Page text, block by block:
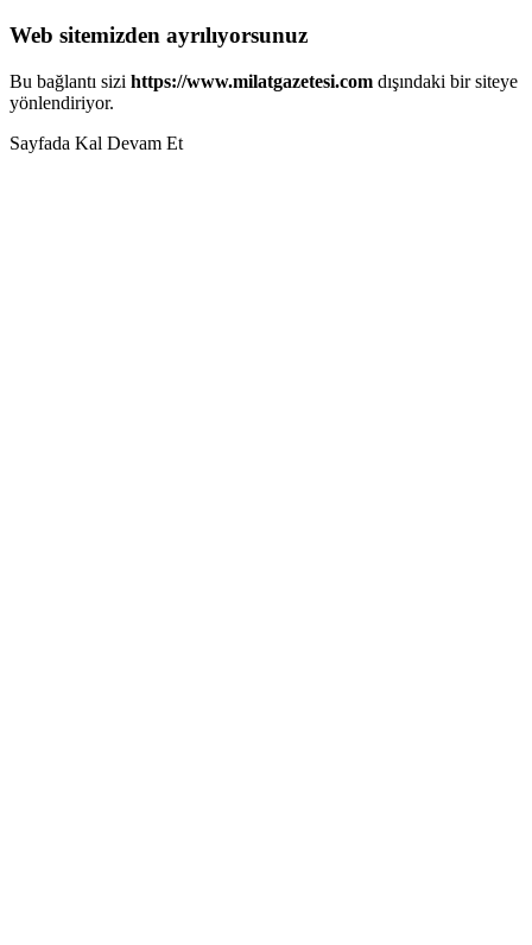
Web sitemizden ayrılıyorsunuz
Bu bağlantı sizi https://www.milatgazetesi.com dışındaki bir siteye
yönlendiriyor.
Sayfada Kal Devam Et